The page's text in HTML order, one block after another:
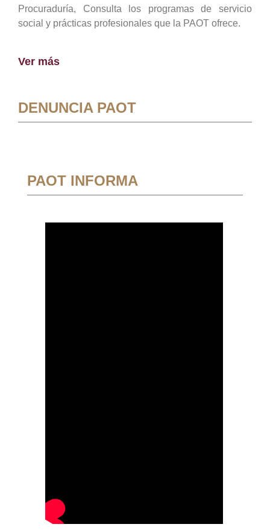
Procuraduría, Consulta los programas de servicio
social y prácticas profesionales que la PAOT ofrece.
Ver más
DENUNCIA PAOT
PAOT INFORMA